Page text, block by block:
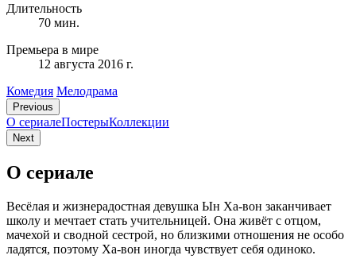
Длительность
70 мин.
Премьера в мире
12 августа 2016 г.
Комедия Мелодрама
Previous
О сериалеПостерыКоллекции
Next
О сериале
Весёлая и жизнерадостная девушка Ын Ха-вон заканчивает
школу и мечтает стать учительницей. Она живёт с отцом,
мачехой и сводной сестрой, но близкими отношения не особо
ладятся, поэтому Ха-вон иногда чувствует себя одиноко.